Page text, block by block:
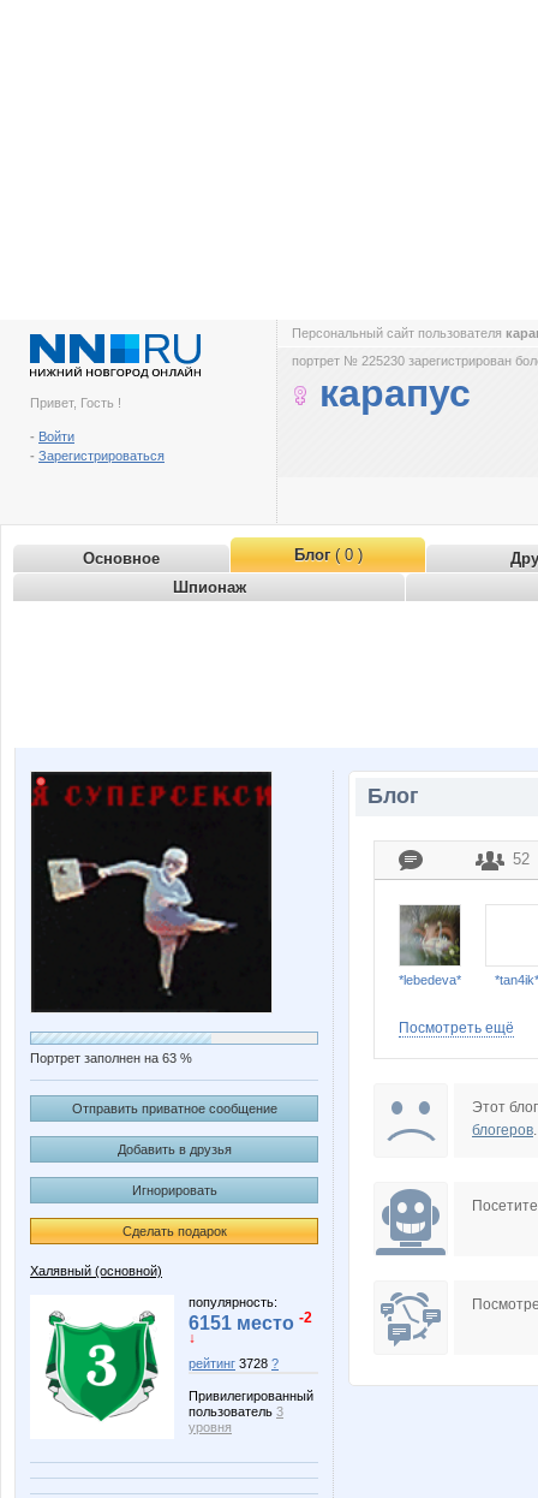
Привет, Гость !
- Войти
- Зарегистрироваться
Персональный сайт пользователя
портрет № 225230 зарегистрирован
карапус
Основное Блог( 0 )
Шпионаж
Портрет заполнен на 63 %
Отправить приватное сообщение
Добавить в друзья
Игнорировать
Сделать подарок
Халявный (основной)
популярность:
6151 место -2
↓
рейтинг 3728 ?
Привилегированный
пользователь 3
уровня
Блог
52
*lebedeva* *tan4ik*
Nastya20
Treant Wisp@
Посмотреть ещё
Этот
блогеров.